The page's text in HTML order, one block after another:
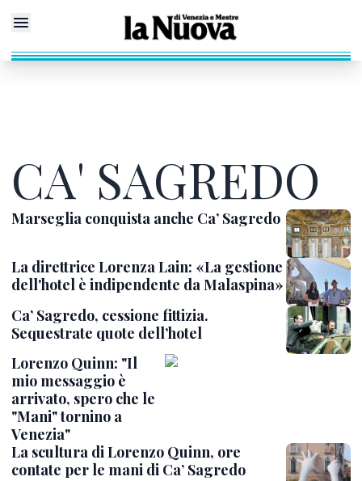
CA' SAGREDO
Marseglia conquista anche Ca’ Sagredo
La direttrice Lorenza Lain: «La gestione
dell'hotel è indipendente da Malaspina»
Ca’ Sagredo, cessione fittizia.
Sequestrate quote dell’hotel
Lorenzo Quinn: "Il
mio messaggio è
arrivato, spero che le
"Mani" tornino a
Venezia"
La scultura di Lorenzo Quinn, ore
contate per le mani di Ca’ Sagredo